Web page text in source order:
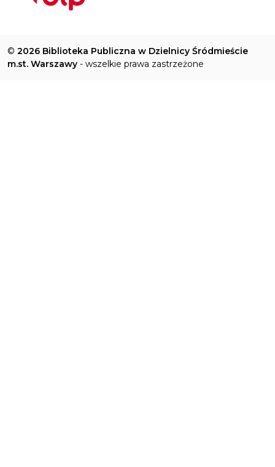
© 2026 Biblioteka Publiczna w Dzielnicy Śródmieście
m.st. Warszawy - wszelkie prawa zastrzeżone